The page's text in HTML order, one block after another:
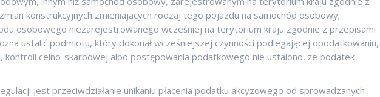
konstrukcyjnych zmieniających rodzaj tego pojazdu na samochód osobowy;
osobowego niezarejestrowanego wcześniej na terytorium kraju zgodnie z przepisami
ustalić podmiotu, który dokonał wcześniejszej czynności podlegającej opodatkowaniu,
kontroli celno-skarbowej albo postępowania podatkowego nie ustalono, że podatek
jest przeciwdziałanie unikaniu płacenia podatku akcyzowego od sprowadzanych